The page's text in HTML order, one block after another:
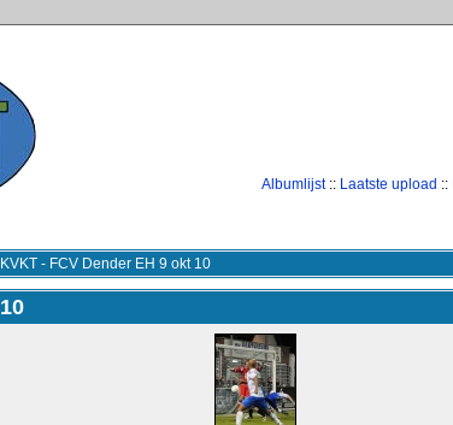
Albumlijst:: Laatste upload ::
KVKT - FCV Dender EH 9 okt 10